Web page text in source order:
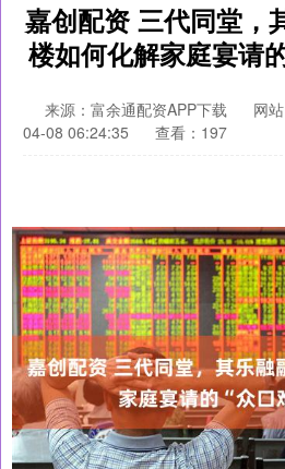
嘉创配资 三代同堂
楼如何化解家庭宴请
来源：富余通配资APP下载 网
04-08 06:24:35
查看：197